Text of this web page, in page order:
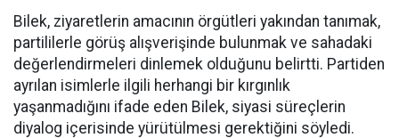
Bilek, ziyaretlerin amacının örgütleri yakından tanımak,
partililerle görüş alışverişinde bulunmak ve sahadaki
değerlendirmeleri dinlemek olduğunu belirtti. Partiden
ayrılan isimlerle ilgili herhangi bir kırgınlık
yaşanmadığını ifade eden Bilek, siyasi süreçlerin
diyalog içerisinde yürütülmesi gerektiğini söyledi.